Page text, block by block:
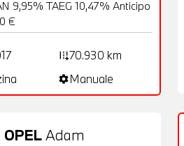
9,95% TAEG 10,47% Anticipo
€
add_road70.930 km
settingsManuale
OPELAdam